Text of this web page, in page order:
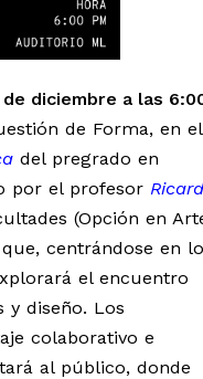
de diciembre a las
de Forma, en el
del pregrado en
por el profesor
(Opción en
centrándose en lo
el encuentro
y diseño. Los
colaborativo e
al público, donde